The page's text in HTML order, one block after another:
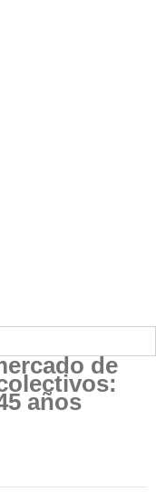
de
años